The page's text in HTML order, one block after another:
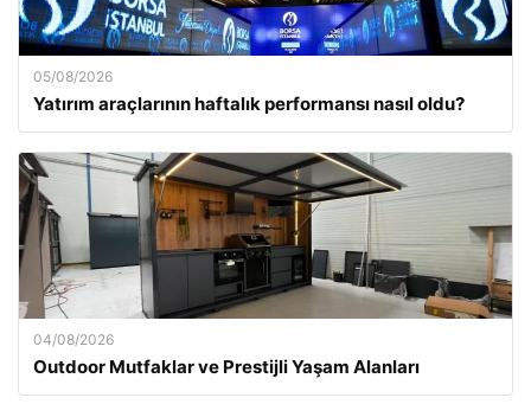
05/08/2026
Yatırım araçlarının haftalık performansı nasıl oldu?
04/08/2026
Outdoor Mutfaklar ve Prestijli Yaşam Alanları